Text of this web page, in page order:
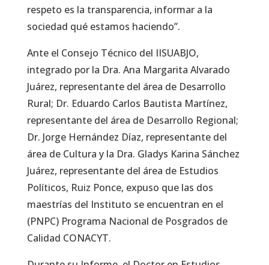
respeto es la transparencia, informar a la
sociedad qué estamos haciendo”.
Ante el Consejo Técnico del IISUABJO,
integrado por la Dra. Ana Margarita Alvarado
Juárez, representante del área de Desarrollo
Rural; Dr. Eduardo Carlos Bautista Martínez,
representante del área de Desarrollo Regional;
Dr. Jorge Hernández Díaz, representante del
área de Cultura y la Dra. Gladys Karina Sánchez
Juárez, representante del área de Estudios
Políticos, Ruiz Ponce, expuso que las dos
maestrías del Instituto se encuentran en el
(PNPC) Programa Nacional de Posgrados de
Calidad CONACYT.